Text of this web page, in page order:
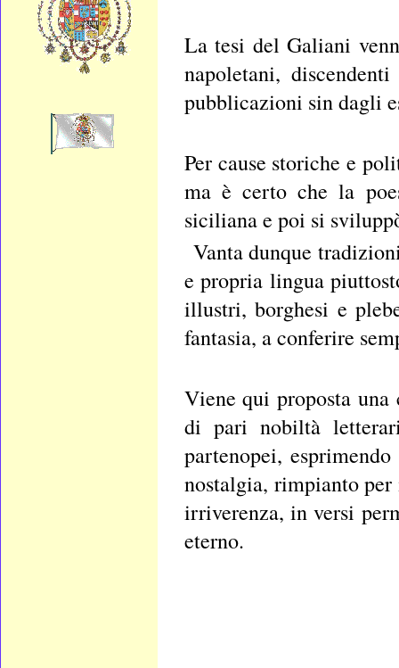
La tesi del Galiani
napoletani,
pubblicazioni sin dagli
Per cause storiche e
ma è certo che la
siciliana e poi si
Vanta dunque
e propria lingua
illustri, borghesi e
fantasia, a conferire
Viene qui proposta
di pari nobiltà
partenopei,
nostalgia, rimpianto
irriverenza, in versi
eterno.